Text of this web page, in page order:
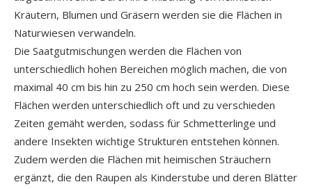
Kräutern, Blumen und Gräsern werden sie die Flächen in
Naturwiesen verwandeln.
Die Saatgutmischungen werden die Flächen von
unterschiedlich hohen Bereichen möglich machen, die von
maximal 40 cm bis hin zu 250 cm hoch sein werden. Diese
Flächen werden unterschiedlich oft und zu verschieden
Zeiten gemäht werden, sodass für Schmetterlinge und
andere Insekten wichtige Strukturen entstehen können.
Zudem werden die Flächen mit heimischen Sträuchern
ergänzt, die den Raupen als Kinderstube und deren Blätter